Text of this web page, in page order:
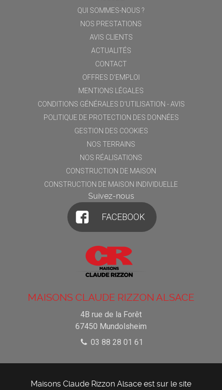
QUI SOMMES-NOUS ?
NOS PRESTATIONS
AVIS CLIENTS
ACTUALITÉS
CONTACT
OFFRES D'EMPLOI
MENTIONS LÉGALES
CONDITIONS GÉNÉRALES D'UTILISATION - AVIS
POLITIQUE DE PROTECTION DES DONNÉES
GESTION DES COOKIES
NOS TERRAINS
NOS RÉALISATIONS
CONSTRUCTION DE MAISON
CONSTRUCTION DE MAISON INDIVIDUELLE
Suivez-nous
FACEBOOK
MAISONS CLAUDE RIZZON ALSACE
4B rue de la Forêt
67450 Mundolsheim
03 88 28 01 61
Maisons Claude Rizzon Alsace est sur le site